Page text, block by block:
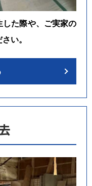
した際や、ご実家の
い。